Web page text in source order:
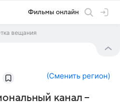
Фильмы онлайн
вещания
(Сменить регион)
канал –